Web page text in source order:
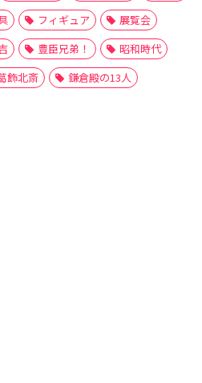
フィギュア
展覧会
豊臣兄弟！
昭和時代
飾北斎 鎌倉殿の13人